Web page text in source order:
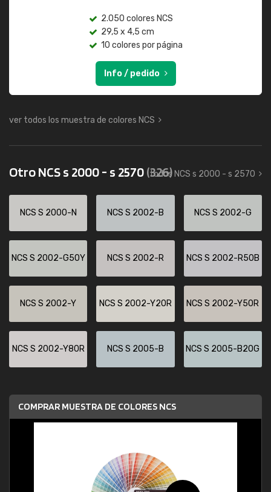
2.050 colores NCS
29,5 x 4,5 cm
10 colores por página
Info / pedido
ver todos los muestra de colores NCS
Otro NCS s 2000 - s 2570(326)
todos NCS s 2000 - s 2570
NCS S 2000-N NCS S 2002-B NCS S 2002-G
NCS S 2002-G50Y NCS S 2002-R NCS S 2002-R50B
NCS S 2002-Y NCS S 2002-Y20R NCS S 2002-Y50R
NCS S 2002-Y80R NCS S 2005-B NCS S 2005-B20G
COMPRAR MUESTRA DE COLORES NCS